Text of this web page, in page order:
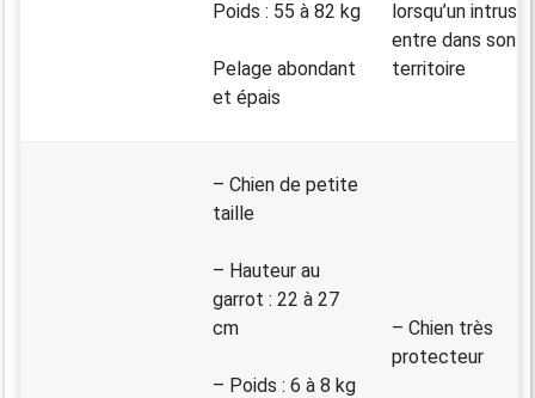
Poids : 55 à 82 kg
Pelage abondant
et épais
lorsqu’un intrus
entre dans son
territoire
– Chien de petite
taille
– Hauteur au
garrot : 22 à 27
cm
– Poids : 6 à 8 kg
– Chien très
protecteur